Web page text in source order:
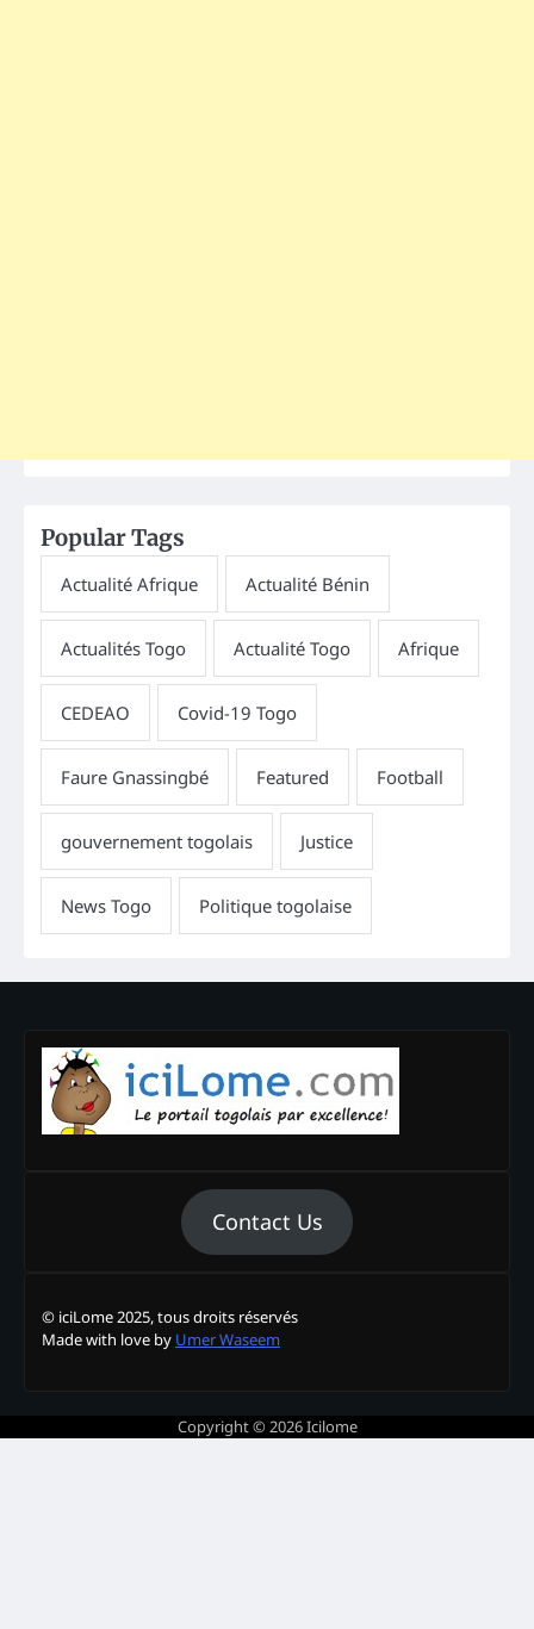
Popular Tags
Contact Us
© iciLome 2025, tous droits réservés
Made with love by Umer Waseem
Copyright © 2026Icilome